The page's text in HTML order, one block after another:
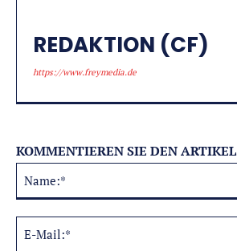
REDAKTION (CF)
https://www.freymedia.de
KOMMENTIEREN SIE DEN ARTIKEL